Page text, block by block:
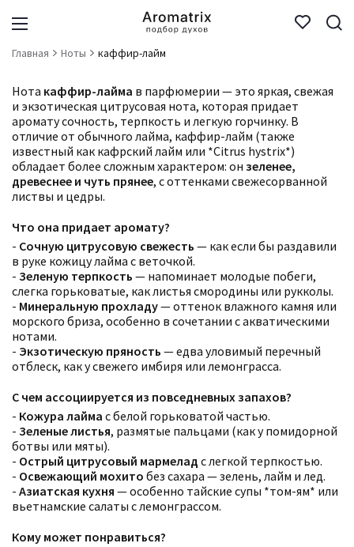
Главная Ноты каффир-лайм
Нота каффир-лайма в парфюмерии — это яркая, свежая
и экзотическая цитрусовая нота, которая придает
аромату сочность, терпкость и легкую горчинку. В
отличие от обычного лайма, каффир-лайм (также
известный как кафрский лайм или *Citrus hystrix*)
обладает более сложным характером: он зеленее,
древеснее и чуть прянее, с оттенками свежесорванной
листвы и цедры.
Что она придает аромату?
- Сочную цитрусовую свежесть — как если бы раздавили
в руке кожицу лайма с веточкой.
- Зеленую терпкость — напоминает молодые побеги,
слегка горьковатые, как листья смородины или рукколы.
- Минеральную прохладу— оттенок влажного камня или
морского бриза, особенно в сочетании с акватическими
нотами.
- Экзотическую пряность — едва уловимый перечный
отблеск, как у свежего имбиря или лемонграсса.
С чем ассоциируется из повседневных запахов?
- Кожура лайма с белой горьковатой частью.
- Зеленые листья, размятые пальцами (как у помидорной
ботвы или мяты).
- Острый цитрусовый мармелад с легкой терпкостью.
- Освежающий мохито без сахара — зелень, лайм и лед.
- Азиатская кухня — особенно тайские супы *том-ям* или
вьетнамские салаты с лемонграссом.
Кому может понравиться?